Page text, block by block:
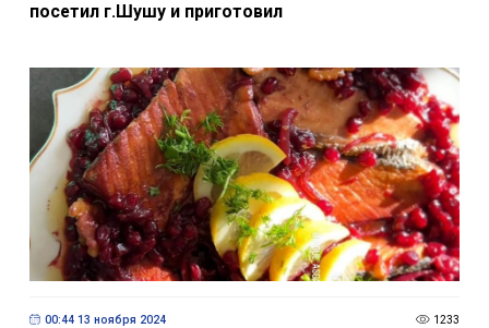
посетил г.Шушу и приготовил
00:44 13 ноября 2024 1233